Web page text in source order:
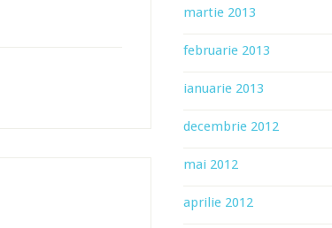
martie 2013
februarie 2013
ianuarie 2013
decembrie 2012
mai 2012
aprilie 2012